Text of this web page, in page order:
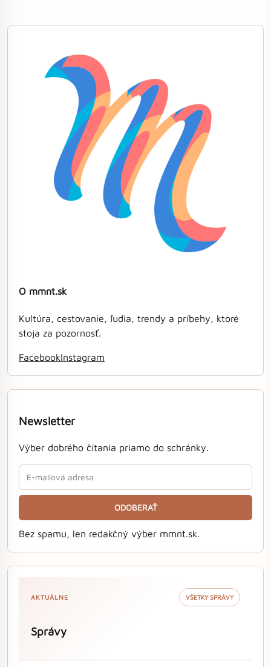
O mmnt.sk
Kultúra, cestovanie, ľudia, trendy a príbehy, ktoré
stoja za pozornosť.
FacebookInstagram
Newsletter
Výber dobrého čítania priamo do schránky.
ODOBERAŤ
Bez spamu, len redakčný výber mmnt.sk.
AKTUÁLNE VŠETKY SPRÁVY
Správy